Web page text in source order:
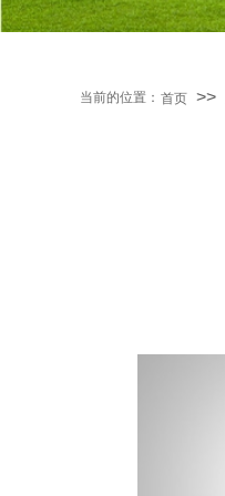
当前的位置： 首页 >>